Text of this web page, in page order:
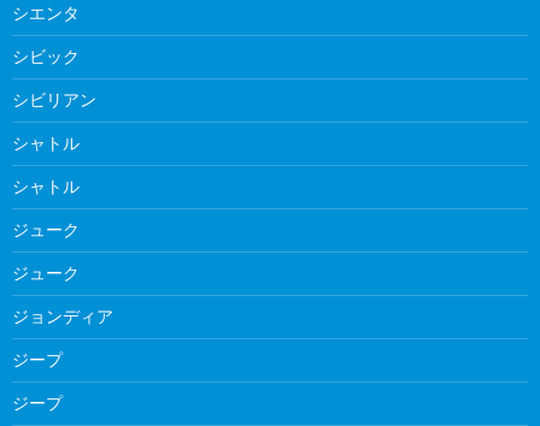
シエンタ
シビック
シビリアン
シャトル
シャトル
ジューク
ジューク
ジョンディア
ジープ
ジープ